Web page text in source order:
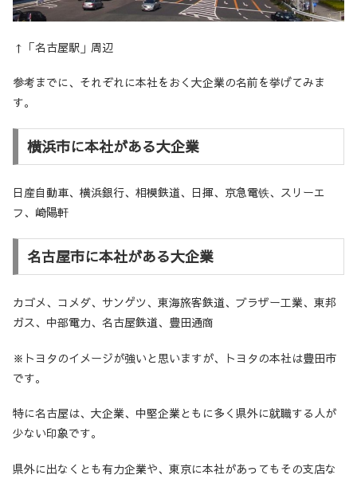
↑「名古屋駅」周辺
参考までに、それぞれに本社をおく大企業の名前を挙げてみま
す。
横浜市に本社がある大企業
日産自動車、横浜銀行、相模鉄道、日揮、京急電铁、スリーエ
フ、崎陽軒
名古屋市に本社がある大企業
カゴメ、コメダ、サンゲツ、東海旅客鉄道、ブラザー工業、東邦
ガス、中部電力、名古屋鉄道、豊田通商
※トヨタのイメージが強いと思いますが、トヨタの本社は豊田市
です。
特に名古屋は、大企業、中堅企業ともに多く県外に就職する人が
少ない印象です。
県外に出なくとも有力企業や、東京に本社があってもその支店な